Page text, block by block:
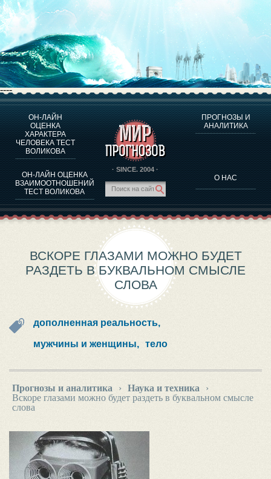
----
ОН-ЛАЙН
ОЦЕНКА
ХАРАКТЕРА
ЧЕЛОВЕКА ТЕСТ
ВОЛИКОВА
ОН-ЛАЙН ОЦЕНКА
ВЗАИМООТНОШЕНИЙ
ТЕСТ ВОЛИКОВА
· SINCE. 2004 ·
ПРОГНОЗЫ И
АНАЛИТИКА
О НАС
О ПРОГРАММЕ
ОЦЕНКА ХАРАКТЕРA ЧЕЛОВЕКА
ОЦЕНКА ХАРАКТЕРА ВЫДАЮЩИХСЯ ЛИЧНОСТЕЙ
О ПРОГРАММЕ
ТЕСТ НА СОВМЕСТИМОСТЬ ВОЛИКОВА
ПРОГНОЗЫ И АНАЛИТИКА
ВСКОРЕ ГЛАЗАМИ МОЖНО БУДЕТ
РАЗДЕТЬ В БУКВАЛЬНОМ СМЫСЛЕ
СЛОВА
дополненная реальность,
мужчины и женщины, тело
Прогнозы и аналитика › Наука и техника
›
Вскоре глазами можно будет раздеть в буквальном смысле
слова